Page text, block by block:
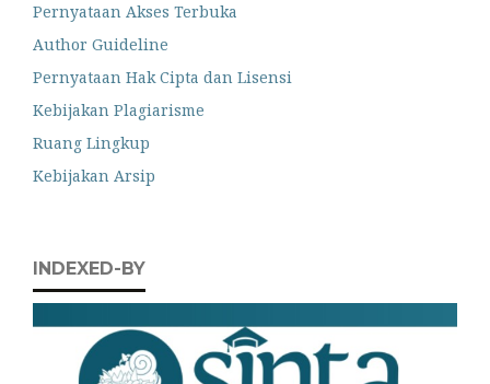
Pernyataan Akses Terbuka
Author Guideline
Pernyataan Hak Cipta dan Lisensi
Kebijakan Plagiarisme
Ruang Lingkup
Kebijakan Arsip
INDEXED-BY